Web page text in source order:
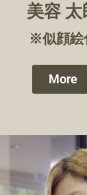
美容 太
※似顔絵
More